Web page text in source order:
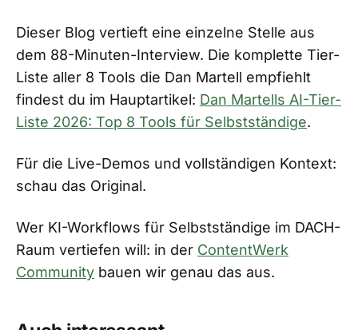
Dieser Blog vertieft eine einzelne Stelle aus
dem 88-Minuten-Interview. Die komplette Tier-
Liste aller 8 Tools die Dan Martell empfiehlt
findest du im Hauptartikel: Dan Martells AI-Tier-
Liste 2026: Top 8 Tools für Selbstständige.
Für die Live-Demos und vollständigen Kontext:
schau das Original.
Wer KI-Workflows für Selbstständige im DACH-
Raum vertiefen will: in der ContentWerk
Community bauen wir genau das aus.